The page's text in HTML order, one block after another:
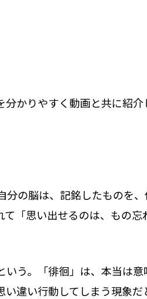
かりやすく動画と共に紹
の脳は、記銘したものを
「思い出せるのは、もの
う。「徘徊」は、本当は
違い行動してしまう現象